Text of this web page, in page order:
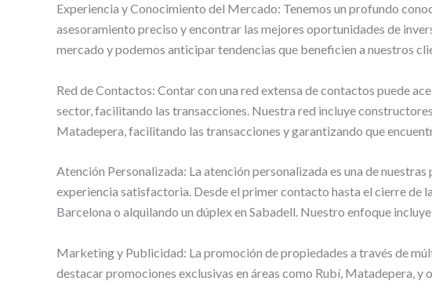
Experiencia y Conocimiento del Mercado: Tenemos un profundo
asesoramiento preciso y encontrar las mejores oportunidades de
mercado y podemos anticipar tendencias que beneficien a nuestros
Red de Contactos: Contar con una red extensa de contactos puede
sector, facilitando las transacciones. Nuestra red incluye
Matadepera, facilitando las transacciones y garantizando que
Atención Personalizada: La atención personalizada es una de
experiencia satisfactoria. Desde el primer contacto hasta el cierre de
Barcelona o alquilando un dúplex en Sabadell. Nuestro enfoque
Marketing y Publicidad: La promoción de propiedades a través de
destacar promociones exclusivas en áreas como Rubí, Matadepera,